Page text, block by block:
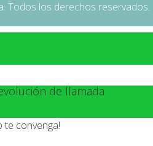
Todos los derechos reservados.
de llamada
te convenga!